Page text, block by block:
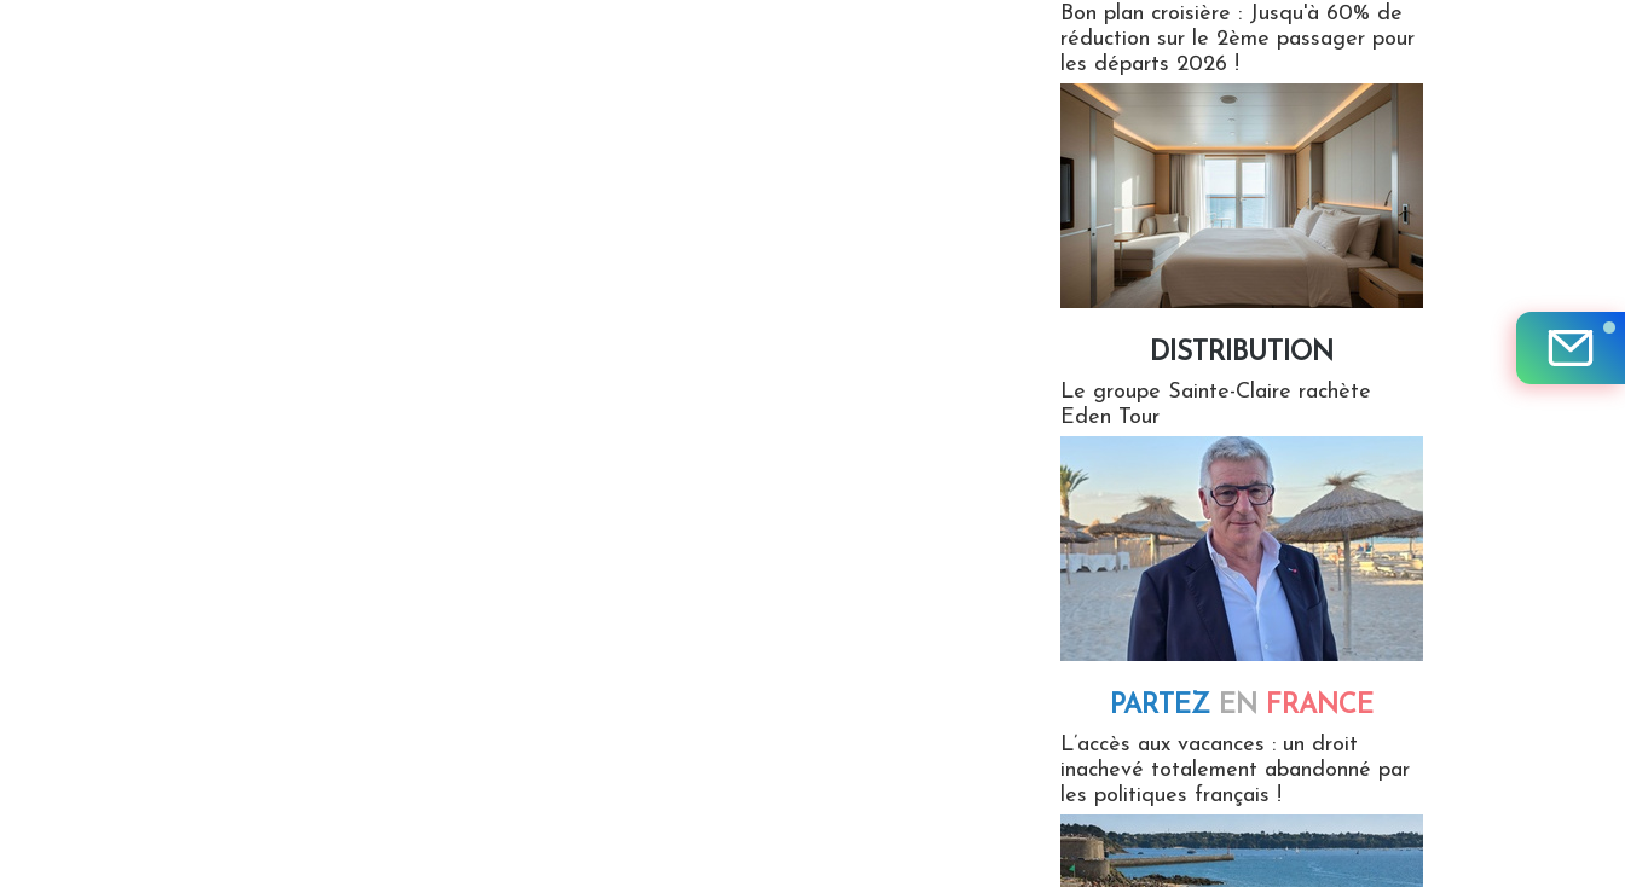
Bon plan croisière : Jusqu'à 60% de
réduction sur le 2ème passager pour
les départs 2026 !
DISTRIBUTION
Le groupe Sainte-Claire rachète
Eden Tour
PARTEZ EN FRANCE
L’accès aux vacances : un droit
inachevé totalement abandonné par
les politiques français !